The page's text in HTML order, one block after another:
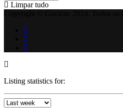
Limpar tudo
Listing statistics for: